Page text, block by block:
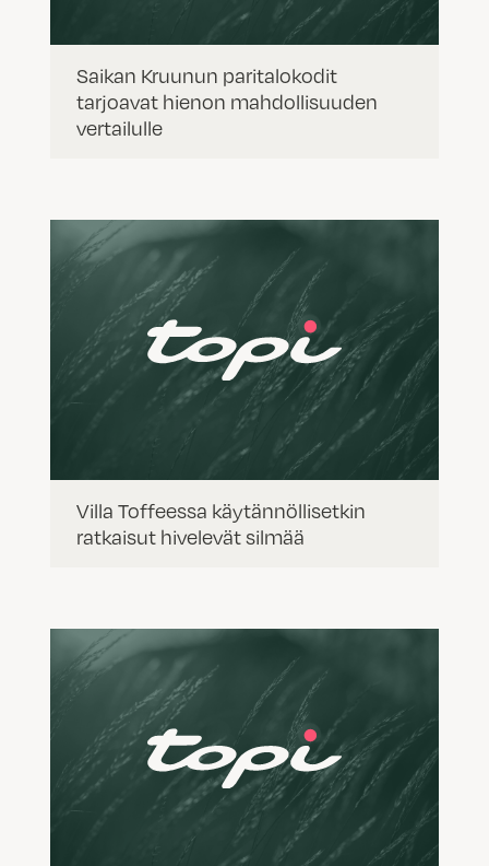
Saikan Kruunun paritalokodit
tarjoavat hienon mahdollisuuden
vertailulle
Villa Toffeessa käytännöllisetkin
ratkaisut hivelevät silmää